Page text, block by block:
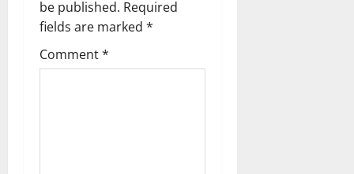
a
t
be published. Required
fields are marked *
Comment*